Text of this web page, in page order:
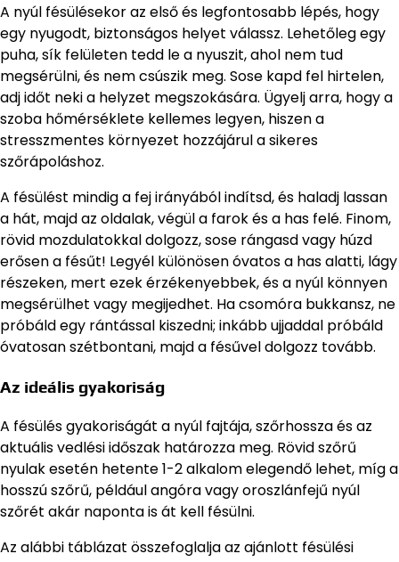
A nyúl fésülésekor az első és legfontosabb lépés, hogy
egy nyugodt, biztonságos helyet válassz. Lehetőleg egy
puha, sík felületen tedd le a nyuszit, ahol nem tud
megsérülni, és nem csúszik meg. Sose kapd fel hirtelen,
adj időt neki a helyzet megszokására. Ügyelj arra, hogy a
szoba hőmérséklete kellemes legyen, hiszen a
stresszmentes környezet hozzájárul a sikeres
szőrápoláshoz.
A fésülést mindig a fej irányából indítsd, és haladj lassan
a hát, majd az oldalak, végül a farok és a has felé. Finom,
rövid mozdulatokkal dolgozz, sose rángasd vagy húzd
erősen a fésűt! Legyél különösen óvatos a has alatti, lágy
részeken, mert ezek érzékenyebbek, és a nyúl könnyen
megsérülhet vagy megijedhet. Ha csomóra bukkansz, ne
próbáld egy rántással kiszedni; inkább ujjaddal próbáld
óvatosan szétbontani, majd a fésűvel dolgozz tovább.
Az ideális gyakoriság
A fésülés gyakoriságát a nyúl fajtája, szőrhossza és az
aktuális vedlési időszak határozza meg. Rövid szőrű
nyulak esetén hetente 1-2 alkalom elegendő lehet, míg a
hosszú szőrű, például angóra vagy oroszlánfejű nyúl
szőrét akár naponta is át kell fésülni.
Az alábbi táblázat összefoglalja az ajánlott fésülési